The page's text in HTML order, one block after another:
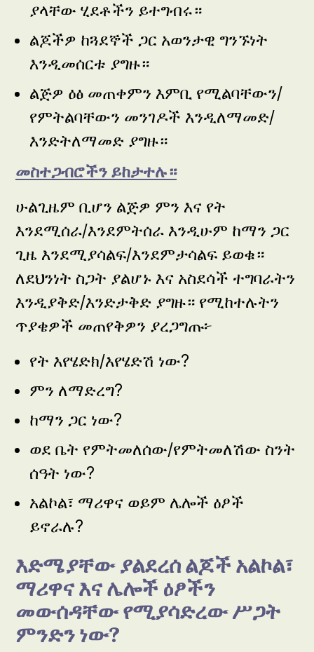
ያላቸው ሂደቶችን ይተግብሩ።
ልጆችዎ ከጓደኞች ጋር አወንታዊ ግንኙነት
እንዲመሰርቱ ያግዙ።
ልጅዎ ዕፅ መጠቀምን እምቢ የሚልባቸውን/
የምትልባቸውን መንገዶች እንዲለማመድ/
እንድትለማመድ ያግዙ።
መስተጋብሮችን ይከታተሉ።
ሁልጊዜም ቢሆን ልጅዎ ምን እና የት
እንደሚሰራ/እንደምትሰራ እንዲሁም ከማን ጋር
ጊዜ እንደሚያሳልፍ/እንደምታሳልፍ ይወቁ።
ለደህንነት ስጋት ያልሆኑ እና አስደሳች ተግባራትን
እንዲያቅድ/እንድታቅድ ያግዙ። የሚከተሉትን
ጥያቄዎች መጠየቅዎን ያረጋግጡ፦
የት እየሄድክ/እየሄድሽ ነው?
ምን ለማድረግ?
ከማን ጋር ነው?
ወደ ቤት የምትመለሰው/የምትመለሽው ስንት
ሰዓት ነው?
አልኮል፣ ማሪዋና ወይም ሌሎች ዕፆች
ይኖራሉ?
እድሜያቸው ያልደረሰ ልጆች አልኮል፣
ማሪዋና እና ሌሎች ዕፆችን
መውሰዳቸው የሚያሳድረው ሥጋት
ምንድን ነው?